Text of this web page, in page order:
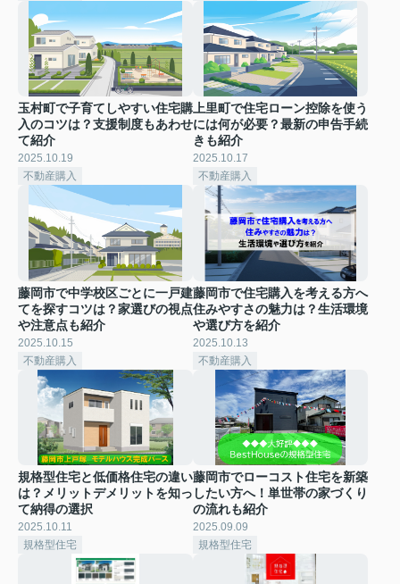
玉村町で子育てしやすい住宅購
入のコツは？支援制度もあわせ
て紹介
2025.10.19
不動産購入
上里町で住宅ローン控除を使う
には何が必要？最新の申告手続
きも紹介
2025.10.17
不動産購入
藤岡市で中学校区ごとに一戸建
てを探すコツは？家選びの視点
や注意点も紹介
2025.10.15
不動産購入
藤岡市で住宅購入を考える方へ
住みやすさの魅力は？生活環境
や選び方を紹介
2025.10.13
不動産購入
規格型住宅と低価格住宅の違い
は？メリットデメリットを知っ
て納得の選択
2025.10.11
規格型住宅
藤岡市でローコスト住宅を新築
したい方へ！単世帯の家づくり
の流れも紹介
2025.09.09
規格型住宅